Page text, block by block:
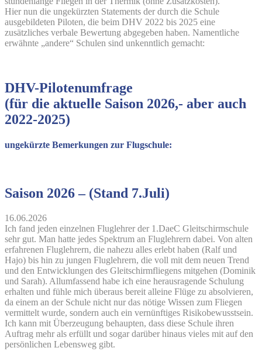
Hier nun die ungekürzten Statements der durch die Schule
ausgebildeten Piloten, die beim DHV 2022 bis 2025 eine
zusätzliches verbale Bewertung abgegeben haben. Namentliche
erwähnte „andere“ Schulen sind unkenntlich gemacht:
DHV-Pilotenumfrage
(für die aktuelle Saison 2026,- aber auch
2022-2025)
ungekürzte Bemerkungen zur Flugschule:
Saison 2026 – (Stand 7.Juli)
16.06.2026
Ich fand jeden einzelnen Fluglehrer der 1.DaeC Gleitschirmschule
sehr gut. Man hatte jedes Spektrum an Fluglehrern dabei. Von alten
erfahrenen Fluglehrern, die nahezu alles erlebt haben (Ralf und
Hajo) bis hin zu jungen Fluglehrern, die voll mit dem neuen Trend
und den Entwicklungen des Gleitschirmfliegens mitgehen (Dominik
und Sarah). Allumfassend habe ich eine herausragende Schulung
erhalten und fühle mich überaus bereit alleine Flüge zu absolvieren,
da einem an der Schule nicht nur das nötige Wissen zum Fliegen
vermittelt wurde, sondern auch ein vernünftiges Risikobewusstsein.
Ich kann mit Überzeugung behaupten, dass diese Schule ihren
Auftrag mehr als erfüllt und sogar darüber hinaus vieles mit auf den
persönlichen Lebensweg gibt.